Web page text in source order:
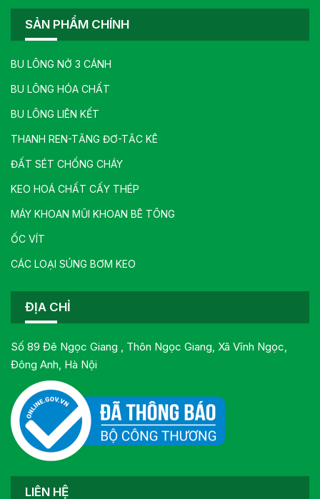
SẢN PHẨM CHÍNH
BU LÔNG NỞ 3 CÁNH
BU LÔNG HÓA CHẤT
BU LÔNG LIÊN KẾT
THANH REN-TĂNG ĐƠ-TĂC KÊ
ĐẤT SÉT CHỐNG CHÁY
KEO HOÁ CHẤT CẤY THÉP
MÁY KHOAN MŨI KHOAN BÊ TÔNG
ỐC VÍT
CÁC LOẠI SÚNG BƠM KEO
ĐỊA CHỈ
Số 89 Đê Ngọc Giang , Thôn Ngọc Giang, Xã Vĩnh Ngọc,
Đông Anh, Hà Nội
LIÊN HỆ